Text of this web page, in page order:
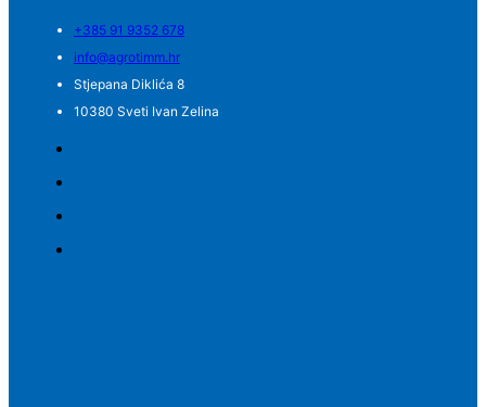
+385 91 9352 678
info@agrotimm.hr
Stjepana Diklića 8
10380 Sveti Ivan Zelina